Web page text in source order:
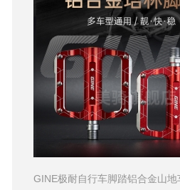
GINE极耐自行车脚踏铝合金山